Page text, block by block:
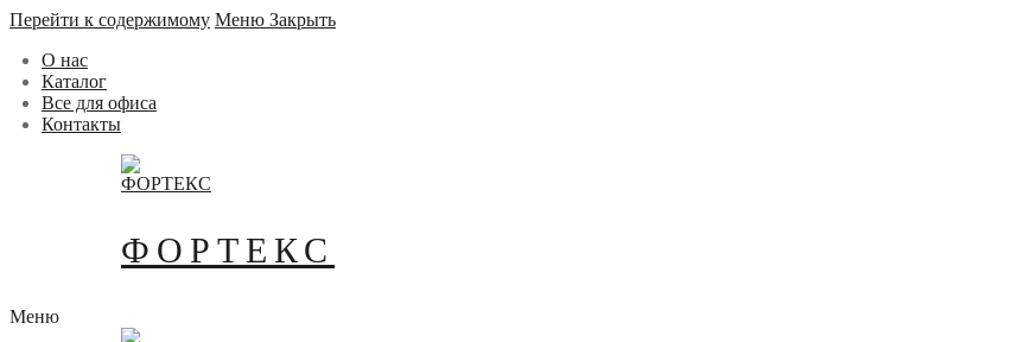
Перейти к содержимому Меню Закрыть
О нас
Каталог
Все для офиса
Контакты
ФОРТЕКС
Меню